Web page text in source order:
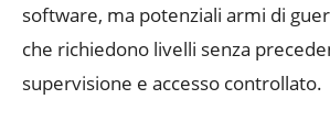
software, ma potenziali armi di
che richiedono livelli senza
supervisione e accesso controllato.